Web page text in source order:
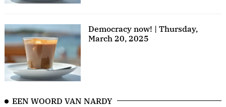
Democracy now! | Thursday,
March 20, 2025
EEN WOORD VAN NARDY